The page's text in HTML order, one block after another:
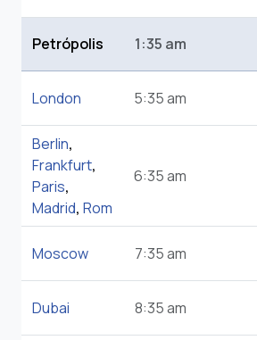
Petrópolis 1:35 am
London 5:35 am
Berlin,
Frankfurt,
Paris,
Madrid, Rom
6:35 am
Moscow 7:35 am
Dubai 8:35 am